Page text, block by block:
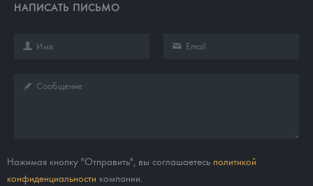
НАПИСАТЬ ПИСЬМО
Нажимая кнопку "Отправить", вы соглашаетесь политикой
конфиденциальности компании.